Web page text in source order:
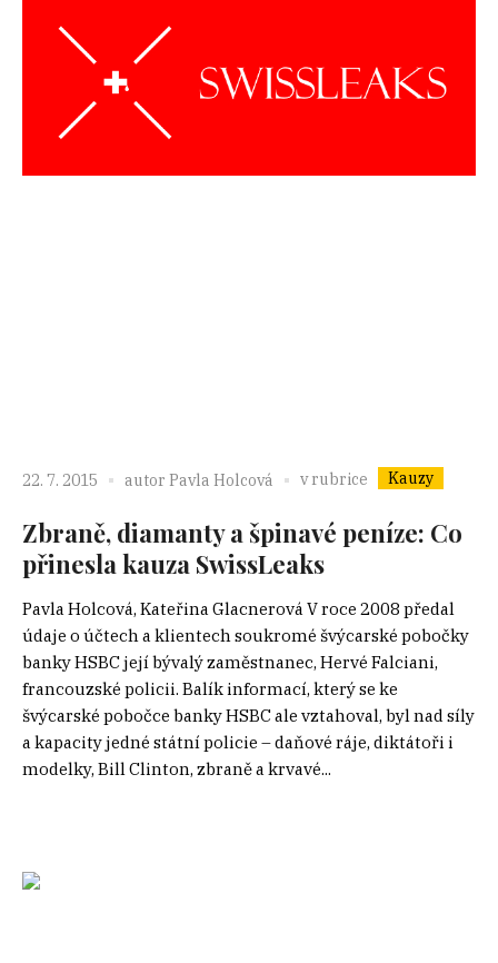
22. 7. 2015 autor Pavla Holcová v rubrice Kauzy
Zbraně, diamanty a špinavé peníze: Co
přinesla kauza SwissLeaks
Pavla Holcová, Kateřina Glacnerová V roce 2008 předal
údaje o účtech a klientech soukromé švýcarské pobočky
banky HSBC její bývalý zaměstnanec, Hervé Falciani,
francouzské policii. Balík informací, který se ke
švýcarské pobočce banky HSBC ale vztahoval, byl nad síly
a kapacity jedné státní policie – daňové ráje, diktátoři i
modelky, Bill Clinton, zbraně a krvavé...